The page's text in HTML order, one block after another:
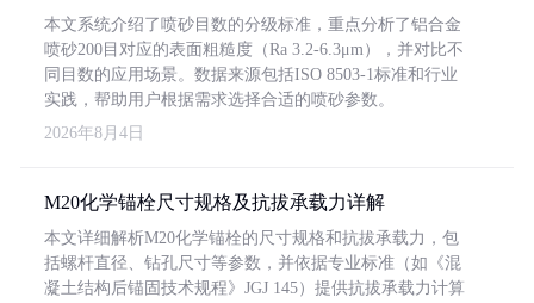
本文系统介绍了喷砂目数的分级标准，重点分析了铝合金
喷砂200目对应的表面粗糙度（Ra 3.2-6.3μm），并对比不
同目数的应用场景。数据来源包括ISO 8503-1标准和行业
实践，帮助用户根据需求选择合适的喷砂参数。
2026年8月4日
M20化学锚栓尺寸规格及抗拔承载力详解
本文详细解析M20化学锚栓的尺寸规格和抗拔承载力，包
括螺杆直径、钻孔尺寸等参数，并依据专业标准（如《混
凝土结构后锚固技术规程》JGJ 145）提供抗拔承载力计算